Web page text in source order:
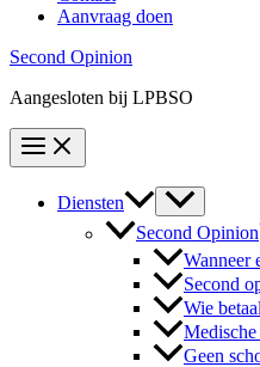
Aanvraag doen
Second Opinion
Aangesloten bij LPBSO
Diensten
Second Opinion
Wanneer
Second
Wie
Medische
Geen